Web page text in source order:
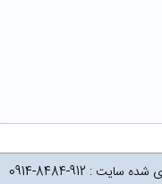
شماره تماس جهت پشتیبانی از فایل های خریداری شده سایت : 912-8484-0914